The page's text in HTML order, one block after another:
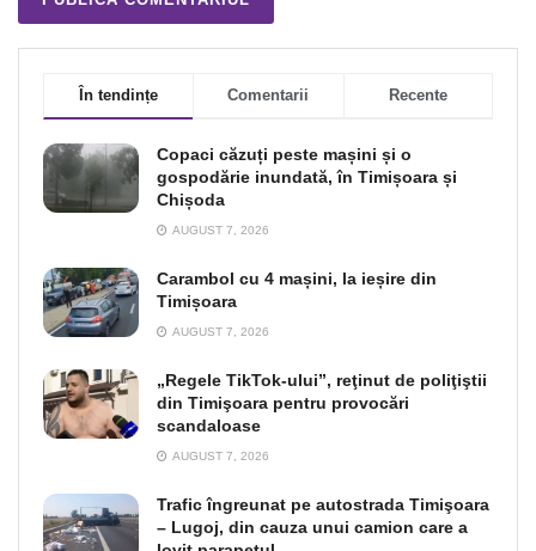
În tendințe Comentarii Recente
Copaci căzuți peste mașini și o
gospodărie inundată, în Timișoara și
Chișoda
AUGUST 7, 2026
Carambol cu 4 mașini, la ieșire din
Timișoara
AUGUST 7, 2026
„Regele TikTok-ului”, reţinut de poliţiştii
din Timişoara pentru provocări
scandaloase
AUGUST 7, 2026
Trafic îngreunat pe autostrada Timişoara
– Lugoj, din cauza unui camion care a